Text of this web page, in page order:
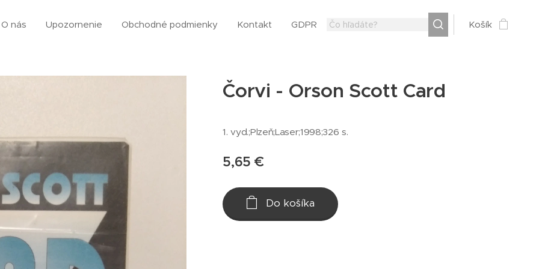
O nás Upozornenie Obchodné podmienky Kontakt GDPR Košík
Čorvi - Orson Scott Card
1. vyd.;Plzeň;Laser;1998;326 s.
5,65 €
Do košíka